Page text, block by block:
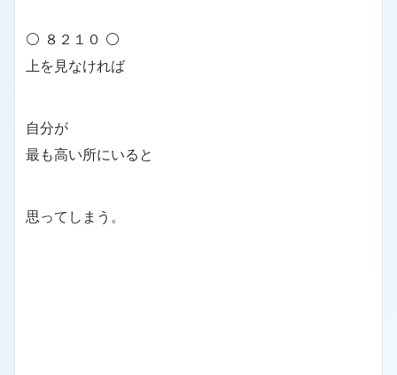
⚪ ８２１０ ⚪
上を見なければ
自分が
最も高い所にいると
思ってしまう。